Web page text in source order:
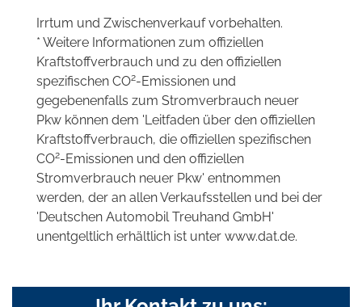
Irrtum und Zwischenverkauf vorbehalten.
* Weitere Informationen zum offiziellen
Kraftstoffverbrauch und zu den offiziellen
spezifischen CO2-Emissionen und
gegebenenfalls zum Stromverbrauch neuer
Pkw können dem 'Leitfaden über den offiziellen
Kraftstoffverbrauch, die offiziellen spezifischen
CO2-Emissionen und den offiziellen
Stromverbrauch neuer Pkw' entnommen
werden, der an allen Verkaufsstellen und bei der
'Deutschen Automobil Treuhand GmbH'
unentgeltlich erhältlich ist unter www.dat.de.